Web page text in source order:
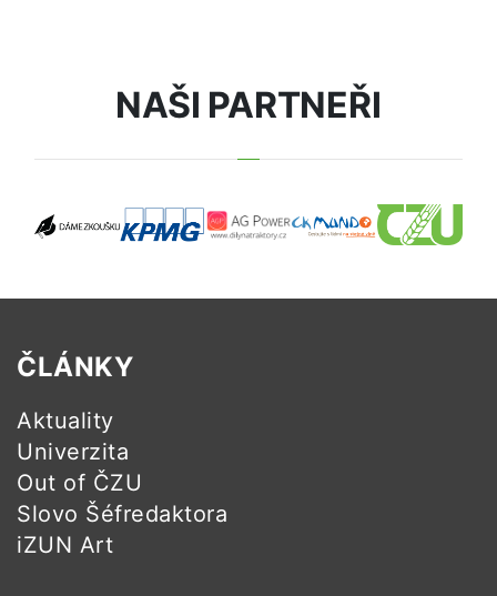
NAŠI PARTNEŘI
ČLÁNKY
Aktuality
Univerzita
Out of ČZU
Slovo Šéfredaktora
iZUN Art